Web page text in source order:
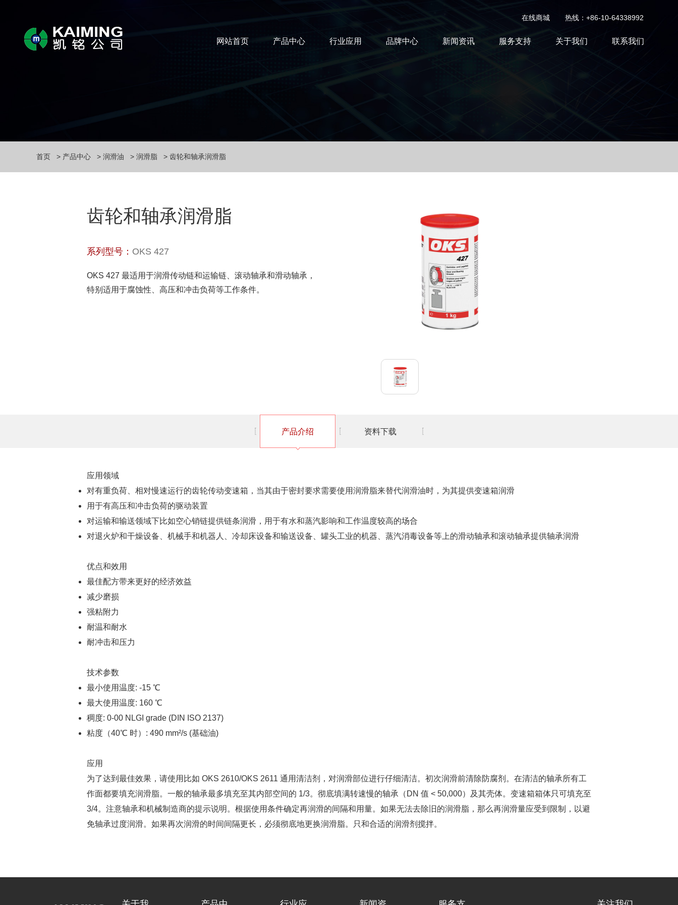
在线商城 热线：+86-10-64338992
网站首页 产品中心 行业应用 品牌中心 新闻资讯 服务支持 关于我们 联系我们
首页 产品中心 润滑油 润滑脂 齿轮和轴承润滑脂
齿轮和轴承润滑脂
系列型号： OKS 427
OKS 427 最适用于润滑传动链和运输链、滚动轴承和滑动轴承，
特别适用于腐蚀性、高压和冲击负荷等工作条件。
产品介绍 资料下载
应用领域
对有重负荷、相对慢速运行的齿轮传动变速箱，当其由于密封要求需要使用润滑脂来替代润滑油时，为其提供变速箱润滑
用于有高压和冲击负荷的驱动装置
对运输和输送领域下比如空心销链提供链条润滑，用于有水和蒸汽影响和工作温度较高的场合
对退火炉和干燥设备、机械手和机器人、冷却床设备和输送设备、罐头工业的机器、蒸汽消毒设备等上的滑动轴承和滚动轴承提供轴承润滑
优点和效用
最佳配方带来更好的经济效益
减少磨损
强粘附力
耐温和耐水
耐冲击和压力
技术参数
最小使用温度: -15 ℃
最大使用温度: 160 ℃
稠度: 0-00 NLGI grade (DIN ISO 2137)
粘度（40℃ 时）: 490 mm²/s (基础油)
应用
为了达到最佳效果，请使用比如 OKS 2610/OKS 2611 通用清洁剂，对润滑部位进行仔细清洁。初次润滑前清除防腐剂。在清洁的轴承所有工
作面都要填充润滑脂。一般的轴承最多填充至其内部空间的 1/3。彻底填满转速慢的轴承（DN 值 < 50,000）及其壳体。变速箱箱体只可填充至
3/4。注意轴承和机械制造商的提示说明。根据使用条件确定再润滑的间隔和用量。如果无法去除旧的润滑脂，那么再润滑量应受到限制，以避
免轴承过度润滑。如果再次润滑的时间间隔更长，必须彻底地更换润滑脂。只和合适的润滑剂搅拌。